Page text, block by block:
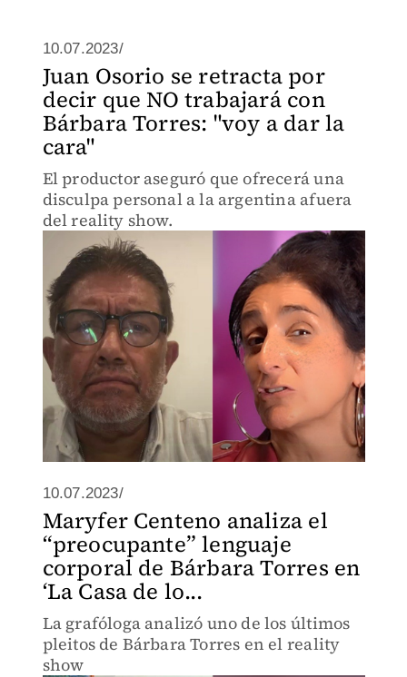
10.07.2023/
Juan Osorio se retracta por
decir que NO trabajará con
Bárbara Torres: "voy a dar la
cara"
El productor aseguró que ofrecerá una
disculpa personal a la argentina afuera
del reality show.
10.07.2023/
Maryfer Centeno analiza el
“preocupante” lenguaje
corporal de Bárbara Torres en
‘La Casa de lo...
La grafóloga analizó uno de los últimos
pleitos de Bárbara Torres en el reality
show